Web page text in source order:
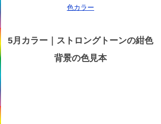
5月カラー｜ストロングトーンの紺色
背景の色見本